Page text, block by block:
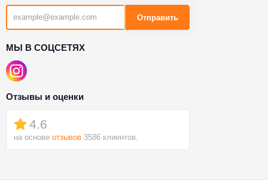
Отправить
МЫ В СОЦСЕТЯХ
Отзывы и оценки
4.6
на основе отзывов 3586 клиентов.